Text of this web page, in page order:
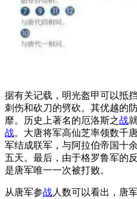
据有关记载，明光盔甲可以抵
刺伤和砍刀的劈砍。其优越的
靡。历史上著名的厄洛斯之战
战。大唐将军高仙芝率领数千
军结成联军，与阿拉伯帝国十
五天。最后，由于格罗鲁军的
是唐军唯一一次被打败。
从唐军参战人数可以看出，唐